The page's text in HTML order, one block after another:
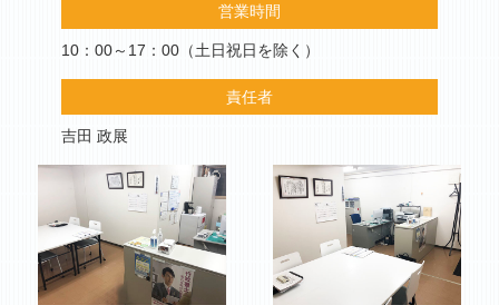
営業時間
10：00～17：00（土日祝日を除く）
責任者
吉田 政展